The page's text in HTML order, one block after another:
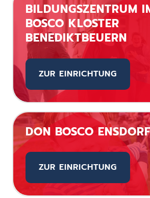
BILDUNGSZENTRUM
BOSCO KLOSTER
BENEDIKTBEUERN
ZUR EINRICHTUNG
DON BOSCO
ZUR EINRICHTUNG